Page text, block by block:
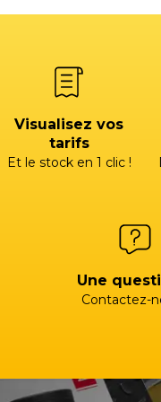
Visualisez vos
tarifs
Et le stock en 1 clic !
Une
Contactez-